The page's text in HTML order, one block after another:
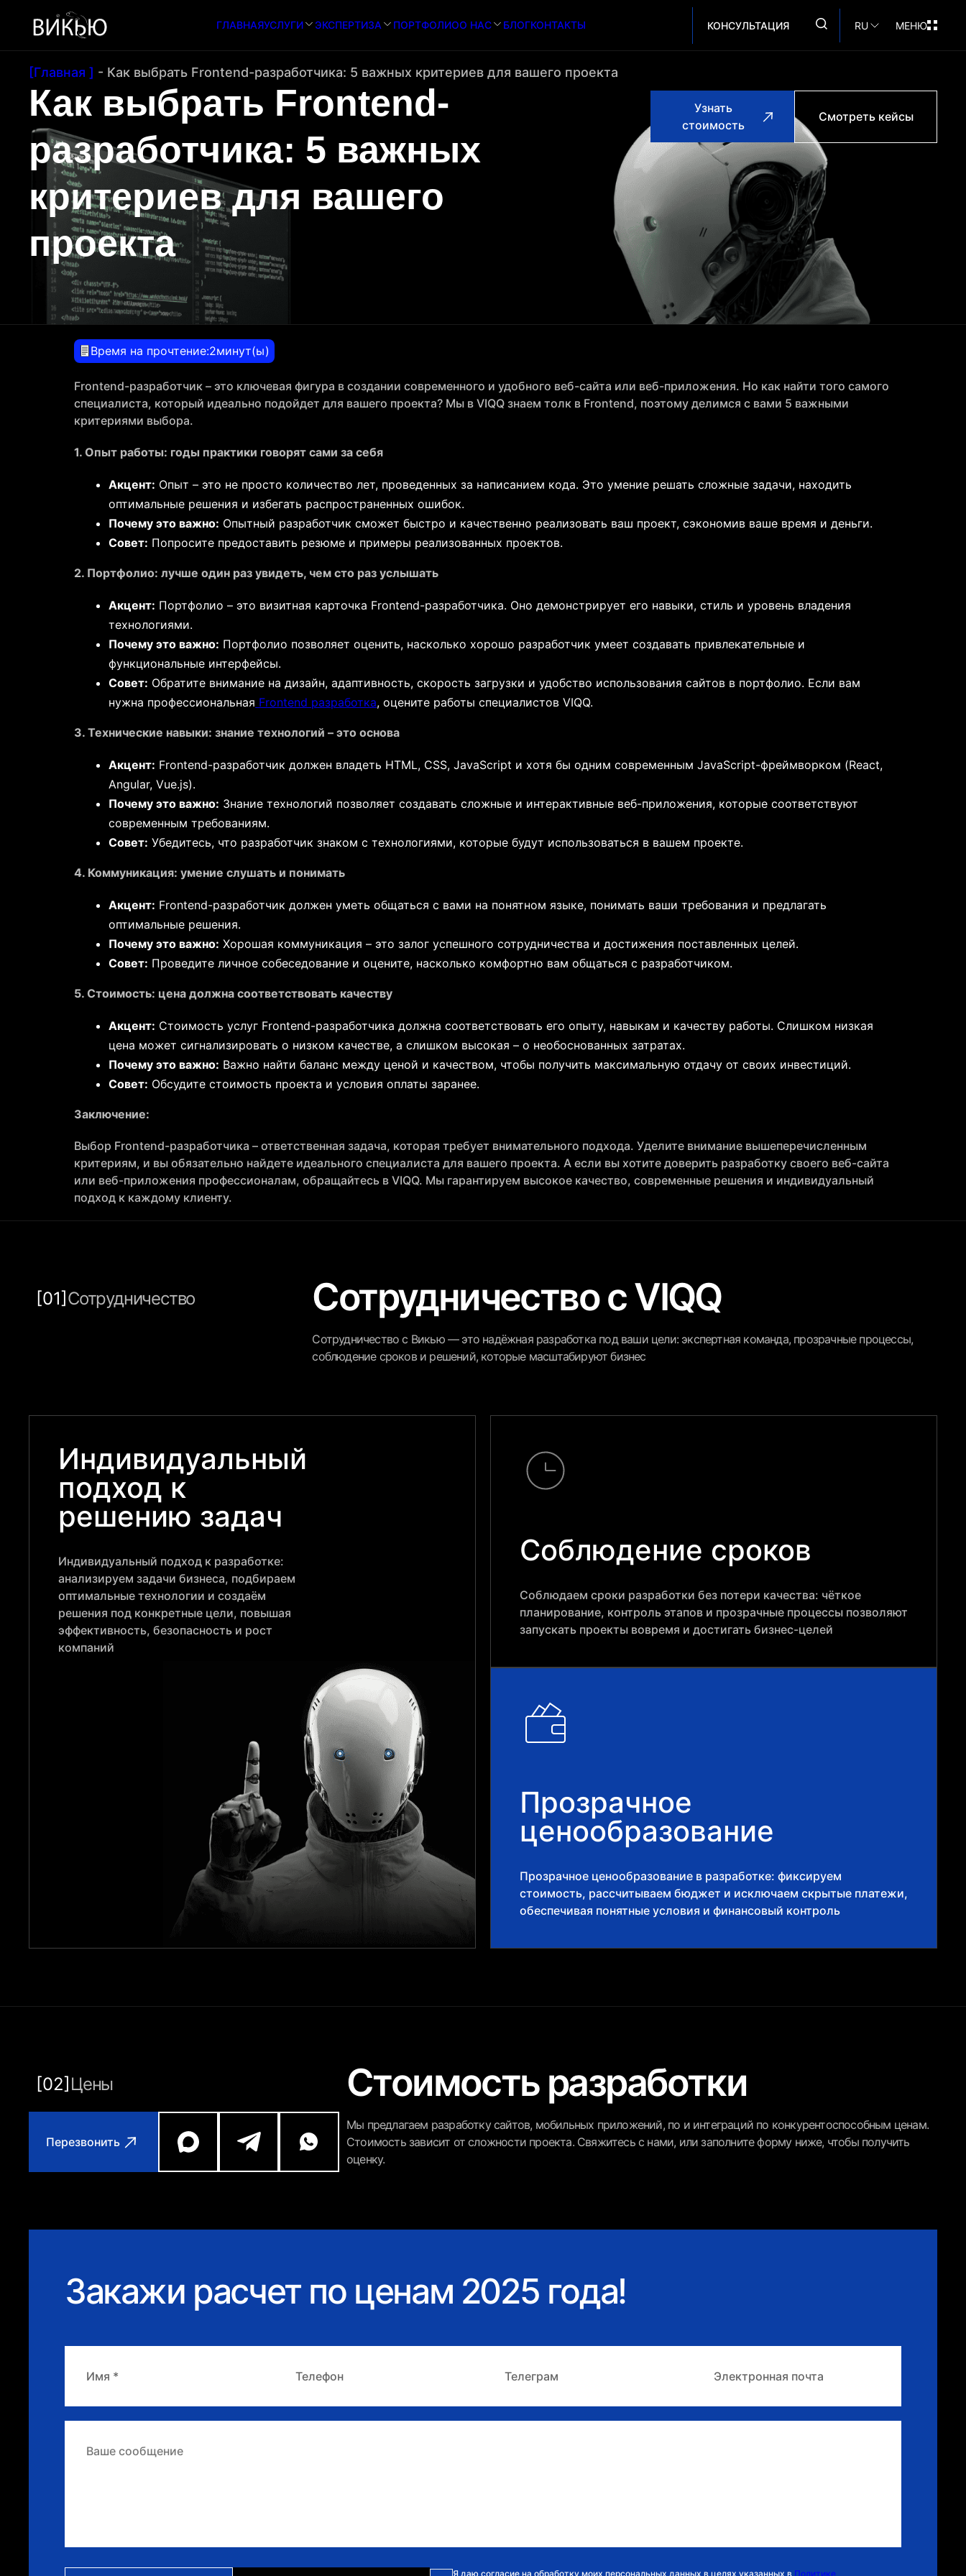
ГЛАВНАЯУСЛУГИ ЭКСПЕРТИЗА ПОРТФОЛИОО НАС БЛОГКОНТАКТЫ КОНСУЛЬТАЦИЯ RU МЕНЮ
[Главная ] - Как выбрать Frontend-разработчика: 5 важных критериев для вашего проекта
Как выбрать Frontend-
разработчика: 5 важных
критериев для вашего
проекта
Узнать
стоимость
Смотреть кейсы
Время на прочтение:2минут(ы)
Frontend-разработчик – это ключевая фигура в создании современного и удобного веб-сайта или веб-приложения. Но как найти того самого
специалиста, который идеально подойдет для вашего проекта? Мы в VIQQ знаем толк в Frontend, поэтому делимся с вами 5 важными
критериями выбора.
1. Опыт работы: годы практики говорят сами за себя
Акцент: Опыт – это не просто количество лет, проведенных за написанием кода. Это умение решать сложные задачи, находить
оптимальные решения и избегать распространенных ошибок.
Почему это важно: Опытный разработчик сможет быстро и качественно реализовать ваш проект, сэкономив ваше время и деньги.
Совет: Попросите предоставить резюме и примеры реализованных проектов.
2. Портфолио: лучше один раз увидеть, чем сто раз услышать
Акцент: Портфолио – это визитная карточка Frontend-разработчика. Оно демонстрирует его навыки, стиль и уровень владения
технологиями.
Почему это важно: Портфолио позволяет оценить, насколько хорошо разработчик умеет создавать привлекательные и
функциональные интерфейсы.
Совет: Обратите внимание на дизайн, адаптивность, скорость загрузки и удобство использования сайтов в портфолио. Если вам
нужна профессиональная Frontend разработка, оцените работы специалистов VIQQ.
3. Технические навыки: знание технологий – это основа
Акцент: Frontend-разработчик должен владеть HTML, CSS, JavaScript и хотя бы одним современным JavaScript-фреймворком (React,
Angular, Vue.js).
Почему это важно: Знание технологий позволяет создавать сложные и интерактивные веб-приложения, которые соответствуют
современным требованиям.
Совет: Убедитесь, что разработчик знаком с технологиями, которые будут использоваться в вашем проекте.
4. Коммуникация: умение слушать и понимать
Акцент: Frontend-разработчик должен уметь общаться с вами на понятном языке, понимать ваши требования и предлагать
оптимальные решения.
Почему это важно: Хорошая коммуникация – это залог успешного сотрудничества и достижения поставленных целей.
Совет: Проведите личное собеседование и оцените, насколько комфортно вам общаться с разработчиком.
5. Стоимость: цена должна соответствовать качеству
Акцент: Стоимость услуг Frontend-разработчика должна соответствовать его опыту, навыкам и качеству работы. Слишком низкая
цена может сигнализировать о низком качестве, а слишком высокая – о необоснованных затратах.
Почему это важно: Важно найти баланс между ценой и качеством, чтобы получить максимальную отдачу от своих инвестиций.
Совет: Обсудите стоимость проекта и условия оплаты заранее.
Заключение:
Выбор Frontend-разработчика – ответственная задача, которая требует внимательного подхода. Уделите внимание вышеперечисленным
критериям, и вы обязательно найдете идеального специалиста для вашего проекта. А если вы хотите доверить разработку своего веб-сайта
или веб-приложения профессионалам, обращайтесь в VIQQ. Мы гарантируем высокое качество, современные решения и индивидуальный
подход к каждому клиенту.
[01] Сотрудничество Сотрудничество с VIQQ
Сотрудничество с Викью — это надёжная разработка под ваши цели: экспертная команда, прозрачные процессы,
соблюдение сроков и решений, которые масштабируют бизнес
Индивидуальный
подход к
решению задач
Индивидуальный подход к разработке:
анализируем задачи бизнеса, подбираем
оптимальные технологии и создаём
решения под конкретные цели, повышая
эффективность, безопасность и рост
компаний
Соблюдение сроков
Соблюдаем сроки разработки без потери качества: чёткое
планирование, контроль этапов и прозрачные процессы позволяют
запускать проекты вовремя и достигать бизнес-целей
Прозрачное
ценообразование
Прозрачное ценообразование в разработке: фиксируем
стоимость, рассчитываем бюджет и исключаем скрытые платежи,
обеспечивая понятные условия и финансовый контроль
[02] Цены
Перезвонить
Стоимость разработки
Мы предлагаем разработку сайтов, мобильных приложений, по и интеграций по конкурентоспособным ценам.
Стоимость зависит от сложности проекта. Свяжитесь с нами, или заполните форму ниже, чтобы получить
оценку.
Закажи расчет по ценам 2025 года!
Я даю согласие на обработку моих персональных данных в целях указанных в Политике